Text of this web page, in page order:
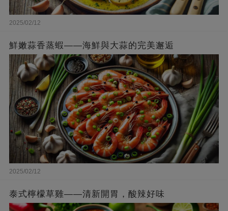
2025/02/12
鮮嫩蒜香蒸蝦——海鮮與大蒜的完美邂逅
2025/02/12
泰式檸檬草雞——清新開胃，酸辣好味